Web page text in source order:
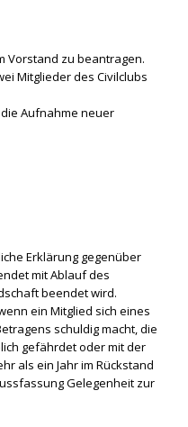
Vorstand zu beantragen.
Mitglieder des Civilclubs
Aufnahme neuer
Erklärung gegenüber
mit Ablauf des
beendet wird.
ein Mitglied sich eines
schuldig macht, die
gefährdet oder mit der
als ein Jahr im Rückstand
Gelegenheit zur